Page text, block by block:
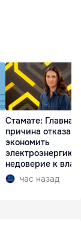
Стамате: Главная
причина отказа
экономить
электроэнергию
недоверие к
час назад